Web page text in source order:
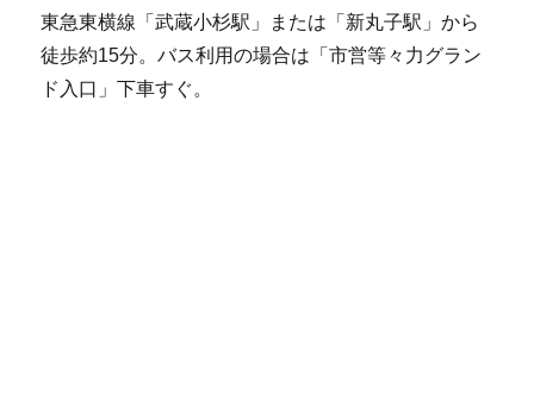
東急東横線「武蔵小杉駅」または「新丸子駅」から
徒歩約15分。バス利用の場合は「市営等々力グラン
ド入口」下車すぐ。